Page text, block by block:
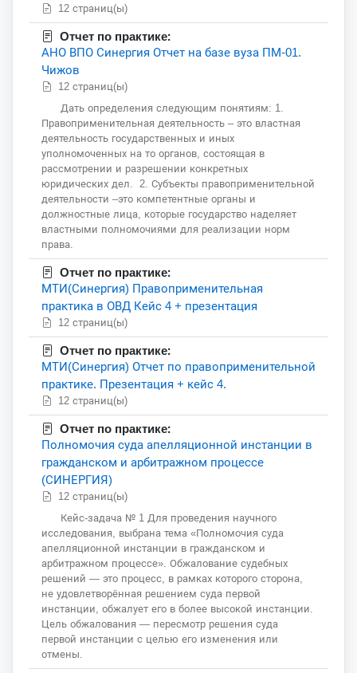
12 страниц(ы)
Отчет по практике:
АНО ВПО Синергия Отчет на базе вуза ПМ-01.
Чижов
12 страниц(ы)
Дать определения следующим понятиям: 1.
Правоприменительная деятельность – это властная
деятельность государственных и иных
уполномоченных на то органов, состоящая в
рассмотрении и разрешении конкретных
юридических дел. 2. Субъекты правоприменительной
деятельности –это компетентные органы и
должностные лица, которые государство наделяет
властными полномочиями для реализации норм
права.
Отчет по практике:
МТИ(Синергия) Правоприменительная
практика в ОВД Кейс 4 + презентация
12 страниц(ы)
Отчет по практике:
МТИ(Синергия) Отчет по правоприменительной
практике. Презентация + кейс 4.
12 страниц(ы)
Отчет по практике:
Полномочия суда апелляционной инстанции в
гражданском и арбитражном процессе
(СИНЕРГИЯ)
12 страниц(ы)
Кейс-задача № 1 Для проведения научного
исследования, выбрана тема «Полномочия суда
апелляционной инстанции в гражданском и
арбитражном процессе». Обжалование судебных
решений — это процесс, в рамках которого сторона,
не удовлетворённая решением суда первой
инстанции, обжалует его в более высокой инстанции.
Цель обжалования — пересмотр решения суда
первой инстанции с целью его изменения или
отмены.